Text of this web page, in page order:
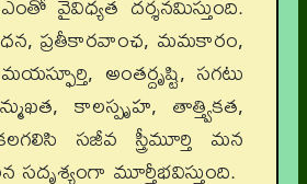
ప్రతీకారవాంఛ, మమకారం,
అంతర్దృష్టి, సగటు
కాలస్పృహ, తాత్త్వికత,
సజీవ స్త్రీమూర్తి మన
సదృశ్యంగా మూర్తీభవిస్తుంది.